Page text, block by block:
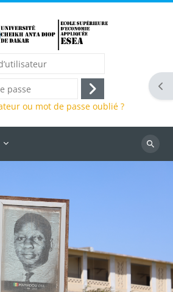
Connexion
ou mot de passe oublié ?